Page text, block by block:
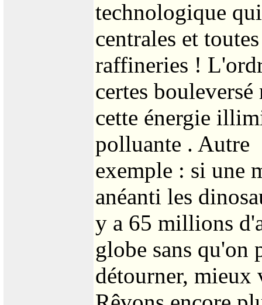
technologique
centrales et
raffineries !
certes bouleversé
cette énergie
polluante . Autre
exemple : si une
anéanti les
y a 65 millions
globe sans qu'on
détourner, mieux